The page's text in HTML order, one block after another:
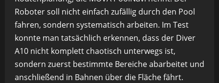
Roboter soll nicht einfach zufällig durch den Pool
fahren, sondern systematisch arbeiten. Im Test
konnte man tatsächlich erkennen, dass der Diver
A10 nicht komplett chaotisch unterwegs ist,
sondern zuerst bestimmte Bereiche abarbeitet und
anschließend in Bahnen über die Fläche fährt.